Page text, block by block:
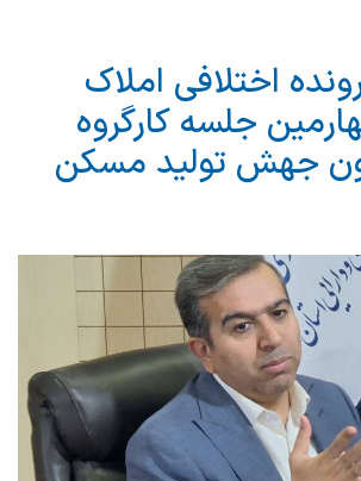
اختلافی املاک
جلسه کارگروه
۱۰ قانون جهش تولید مسکن